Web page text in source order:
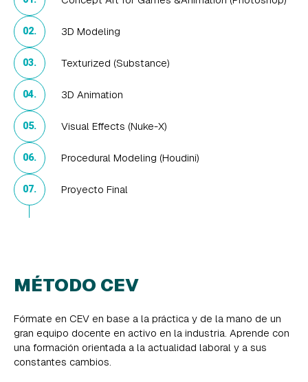
02. 3D Modeling
03. Texturized (Substance)
04. 3D Animation
05. Visual Effects (Nuke-X)
06. Procedural Modeling (Houdini)
07. Proyecto Final
MÉTODO CEV
Fórmate en CEV en base a la práctica y de la mano de un
gran equipo docente en activo en la industria. Aprende con
una formación orientada a la actualidad laboral y a sus
constantes cambios.